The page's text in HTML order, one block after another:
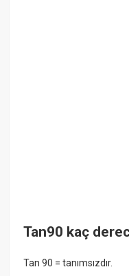
Tan90 kaç
Tan 90 = tanımsızdır.